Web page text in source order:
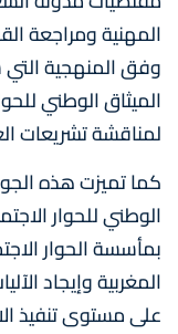
المهنية ومراجعة
وفق المنهجية
الميثاق الوطني
لمناقشة تشريعات
كما تميزت هذه
الوطني للحوار
بمأسسة الحوار
المغربية وإيجاد
على مستوى تنفيذ